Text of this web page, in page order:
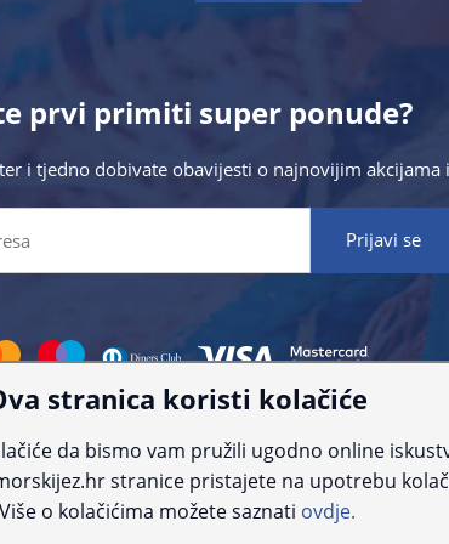
prvi primiti super ponude?
i tjedno dobivate obavijesti o najnovijim akcijama
kontaktirajte nas putem telefona:+385 23 231 761ili e-
© Morski jež 2022
stranica koristi kolačiće
da bismo vam pružili ugodno online
stranice pristajete na upotrebu
Više o kolačićima možete saznati ovdje.